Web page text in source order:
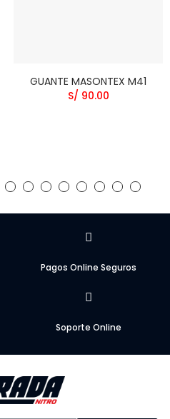
GUANTE MASONTEX M41
S/ 90.00
Pagos Online Seguros
Soporte Online